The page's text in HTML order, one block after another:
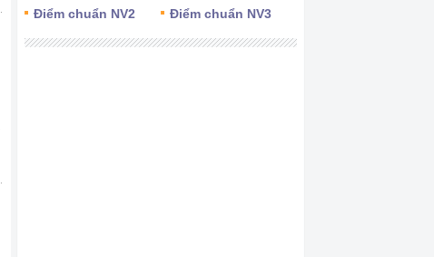
Điểm chuẩn NV2
Điểm chuẩn NV3